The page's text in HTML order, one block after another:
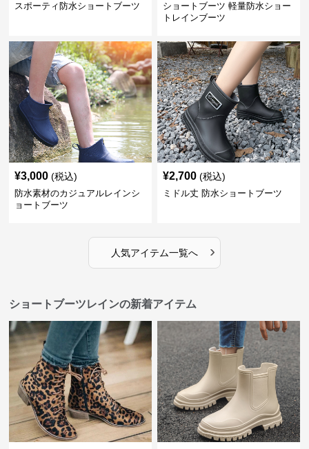
スポーティ防水ショートブーツ
ショートブーツ 軽量防水ショー
トレインブーツ
¥3,000 (税込)
防水素材のカジュアルレインシ
ョートブーツ
¥2,700 (税込)
ミドル丈 防水ショートブーツ
人気アイテム一覧へ ›
ショートブーツレインの新着アイテム